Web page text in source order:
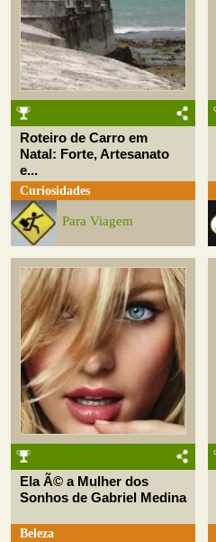
Roteiro de Carro em
Natal: Forte, Artesanato
e...
Curiosidades
Para Viagem
Ela Ã© a Mulher dos
Sonhos de Gabriel Medina
Beleza